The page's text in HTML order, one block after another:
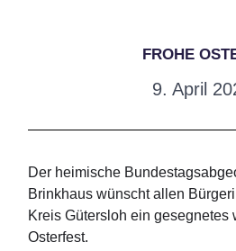
FROHE
9. April
Der heimische
Brinkhaus wünscht allen
Kreis Gütersloh ein gesegnetes
Osterfest.